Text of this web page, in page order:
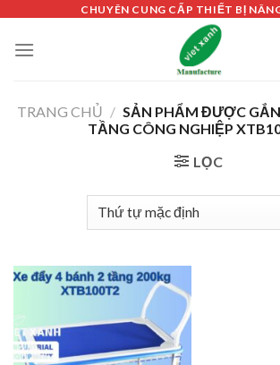
content
CHUYÊN CUNG CẤP THIẾT BỊ
TRANG CHỦ / SẢN PHẨM ĐƯỢC
TẦNG CÔNG NGHIỆP
LỌC